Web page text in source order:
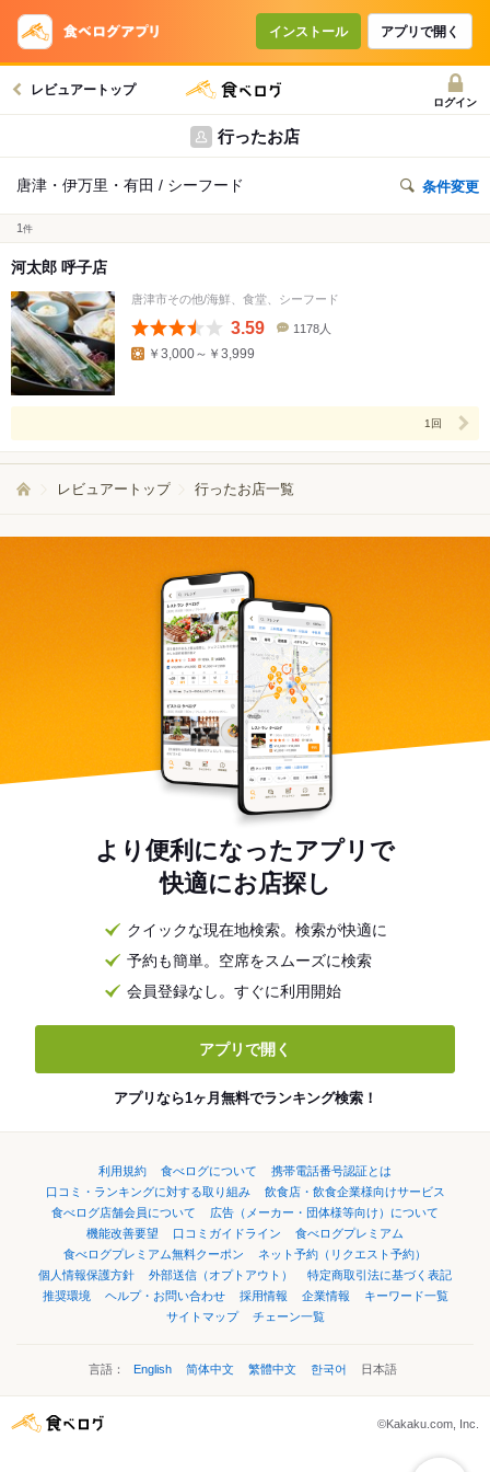
インストール アプリで開く
レビュアートップ
ログイン
行ったお店
唐津・伊万里・有田 / シーフード 条件変更
1 件
河太郎 呼子店
唐津市その他/海鮮、食堂、シーフード
3.59
数
1178人
￥3,000～￥3,999
1回
レビュアートップ 行ったお店一覧
より便利になったアプリで
快適にお店探し
クイックな現在地検索。検索が快適に
予約も簡単。空席をスムーズに検索
会員登録なし。すぐに利用開始
アプリで開く
アプリなら1ヶ月無料でランキング検索！
利用規約 食べログについて
携帯電話番号認証とは
口コミ・ランキングに対する取り組み
飲食店・飲食企業様向けサービス
食べログ店舗会員について
広告（メーカー・団体様等向け）について
機能改善要望
口コミガイドライン
食べログプレミアム
食べログプレミアム無料クーポン
ネット予約（リクエスト予約）
個人情報保護方針
外部送信（オプトアウト）
特定商取引法に基づく表記
推奨環境
ヘルプ・お問い合わせ 採用情報 企業情報
キーワード一覧
サイトマップ
チェーン一覧
言語： English 简体中文 繁體中文 한국어 日本語
©Kakaku.com, Inc.